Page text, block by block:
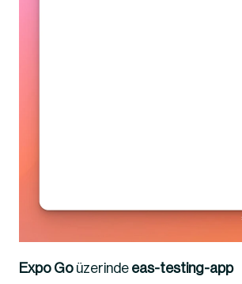
Expo Go üzerinde eas-testing-app